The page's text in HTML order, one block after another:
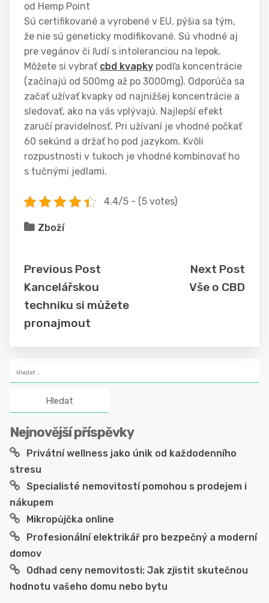
od Hemp Point
Sú certifikované a vyrobené v EU, pýšia sa tým,
že nie sú geneticky modifikované. Sú vhodné aj
pre vegánov či ľudí s intoleranciou na lepok.
Môžete si vybrať cbd kvapky podľa koncentrácie
(začínajú od 500mg až po 3000mg). Odporúča sa
začať užívať kvapky od najnižšej koncentrácie a
sledovať, ako na vás vplývajú. Najlepší efekt
zaručí pravidelnosť. Pri užívaní je vhodné počkať
60 sekúnd a držať ho pod jazykom. Kvôli
rozpustnosti v tukoch je vhodné kombinovať ho
s tučnými jedlami.
4.4/5 - (5 votes)
Zboží
Previous Post
Kancelářskou
techniku si můžete
pronajmout
Next Post
Vše o CBD
Nejnovější příspěvky
Privátní wellness jako únik od každodenního
stresu
Specialisté nemovitostí pomohou s prodejem i
nákupem
Mikropůjčka online
Profesionální elektrikář pro bezpečný a moderní
domov
Odhad ceny nemovitosti: Jak zjistit skutečnou
hodnotu vašeho domu nebo bytu